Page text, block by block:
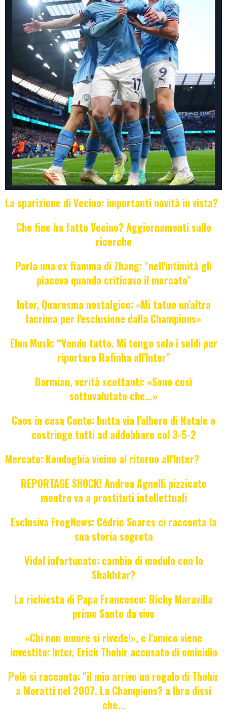
La sparizione di Vecino: importanti novità in vista?
Che fine ha fatto Vecino? Aggiornamenti sulle
ricerche
Parla una ex fiamma di Zhang: "nell'intimità gli
piaceva quando criticavo il mercato"
Inter, Quaresma nostalgico: «Mi tatuo un'altra
lacrima per l'esclusione dalla Champions»
Elon Musk: “Vendo tutto. Mi tengo solo i soldi per
riportare Rafinha all'Inter"
Darmian, verità scottanti: «Sono così
sottovalutato che...»
Caos in casa Conte: butta via l'albero di Natale e
costringe tutti ad addobbare col 3-5-2
Mercato: Kondogbia vicino al ritorno all'Inter?
REPORTAGE SHOCK! Andrea Agnelli pizzicato
mentre va a prostituti intellettuali
Esclusiva FrogNews: Cédric Soares ci racconta la
sua storia segreta
Vidal infortunato: cambio di modulo con lo
Shakhtar?
La richiesta di Papa Francesco: Ricky Maravilla
primo Santo da vivo
«Chi non muore si rivede!», e l'amico viene
investito: Inter, Erick Thohir accusato di omicidio
Pelè si racconta: "il mio arrivo un regalo di Thohir
a Moratti nel 2007. La Champions? a Ibra dissi
che...